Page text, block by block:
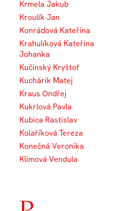
Krmela Jakub
Kroulík Jan
Konrádová Kateřina
Krahulíková Kateřina
Johanka
Kučinský Kryštof
Kuchárik Matej
Kraus Ondřej
Kukrlová Pavla
Kubica Rastislav
Kolaříková Tereza
Konečná Veronika
Klímová Vendula